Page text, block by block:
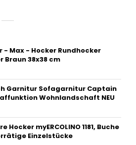
- Max - Hocker Rundhocker
Braun 38x38 cm
Garnitur Sofagarnitur Captain
Wohnlandschaft NEU
Hocker myERCOLINO 1181, Buche
Einzelstücke